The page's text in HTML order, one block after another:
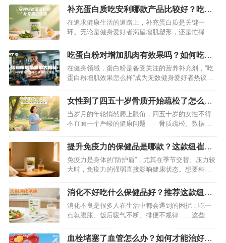
补充蛋白质吃安利哪款产品比较好？吃这
款纽崔莱蛋白粉最好
在追求健康生活的道路上，补充蛋白质是关键一
环。无论是健身爱好者渴望增肌塑形，还是忙碌的
望增强抵抗力，优质蛋白质的摄入都必不可少。今
天，就给大家安利一款口碑与品质俱佳的蛋白质补
充神器——安利纽崔莱多种植物蛋白粉。…
吃蛋白粉对增加肌肉有效果吗？如何吃才
能健康稳定的增长肌肉
在健身领域，蛋白粉是备受关注的营养补充剂，“吃
蛋白粉增肌效果怎么样”成为无数健身爱好者热议的
用实现健康稳定的肌肉增长？本文将为你详细解
读。…
女性到了四五十岁骨质开始疏松了怎么
办？吃这款产品可以改善
当岁月的年轮悄然爬上眼角，四五十岁的女性不得
不直面一个严峻的健康问题——骨质疏松。数据显
32.1%，65岁以上女性更是超过半数受此困扰。腰
酸背痛、身高变矮、轻微碰撞就骨折……这些症状
不仅严重影响生活质量，更像一颗“健康炸弹”，随时
威胁着女性的晚年幸福。不过别担…
提升免疫力的保健品是哪款？这款纽崔莱
产品不错
免疫力是身体的“防护盾”，尤其在季节交替、压力较
大时，免疫力的强弱直接影响健康状态。想要科学
纽崔莱汉本萃破壁灵芝孢子粉凭借过硬的品质和明
确的功效，成为不少人的安心之选。…
消化不好吃什么保健品好？推荐这款纽崔
莱益生菌产品
消化不良是很多人在生活中都会遇到的困扰：吃一
点就腹胀、饭后嗳气不断、排便不规律……这些问
佳、免疫力下降。面对消化难题，选择合适的保健
血栓堵塞了血管怎么办？如何才能治好？